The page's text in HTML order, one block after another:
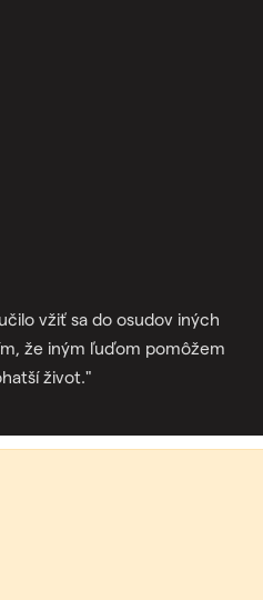
vžiť sa do osudov iných
že iným ľuďom pomôžem
život."